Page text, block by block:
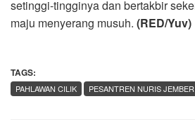
setinggi-tingginya dan bertakbir
maju menyerang musuh. (RED/Yuv)
TAGS:
PAHLAWAN CILIK PESANTREN NURIS JEMBER